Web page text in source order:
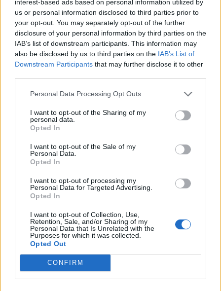
interest-based ads based on personal information utilized by
us or personal information disclosed to third parties prior to
your opt-out. You may separately opt-out of the further
disclosure of your personal information by third parties on the
IAB’s list of downstream participants. This information may
also be disclosed by us to third parties on the IAB’s List of
Downstream Participants that may further disclose it to other
Personal Data Processing Opt Outs
I want to opt-out of the Sharing of my
personal data.
Opted In
I want to opt-out of the Sale of my
Personal Data.
Opted In
I want to opt-out of processing my
Personal Data for Targeted Advertising.
Opted In
I want to opt-out of Collection, Use,
Retention, Sale, and/or Sharing of my
Personal Data that Is Unrelated with the
Purposes for which it was collected.
Opted Out
CONFIRM